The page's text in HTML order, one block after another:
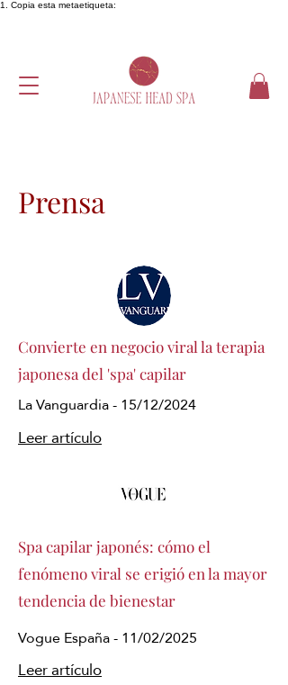
1. Copia esta metaetiqueta:
Prensa
Convierte en negocio viral la terapia
japonesa del 'spa' capilar
La Vanguardia - 15/12/2024
Leer artículo
Spa capilar japonés: cómo el
fenómeno viral se erigió en la mayor
tendencia de bienestar
Vogue España - 11/02/2025
Leer artículo